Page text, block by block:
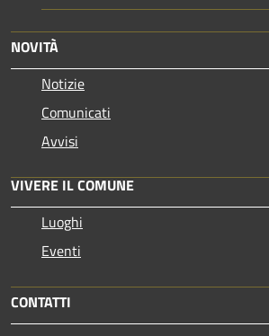
NOVITÀ
Notizie
Comunicati
Avvisi
VIVERE IL COMUNE
Luoghi
Eventi
CONTATTI